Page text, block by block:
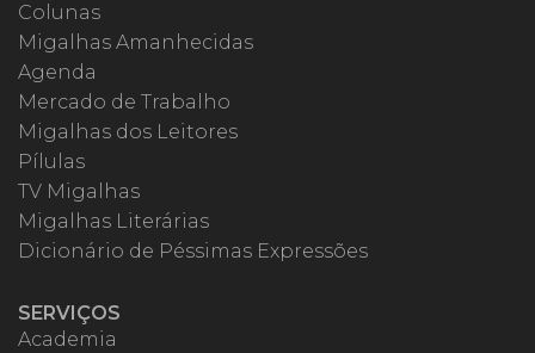
Colunas
Migalhas Amanhecidas
Agenda
Mercado de Trabalho
Migalhas dos Leitores
Pílulas
TV Migalhas
Migalhas Literárias
Dicionário de Péssimas Expressões
SERVIÇOS
Academia